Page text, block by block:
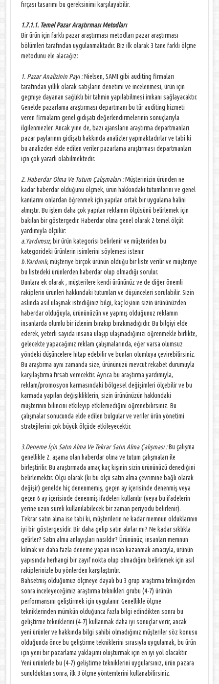
fırçası tasarımı bu gereksinimi karşılayabilir.
1.7.1.1. Temel Pazar Araştırması Metodları
Bir ürün için farklı pazar araştırması metodları pazar araştırması
bölümleri tarafından uygulanmaktadır. Biz ilk olarak 3 tane farklı ölçme
metodunu ele alacağız:
1. Pazar Analizinin Payı :Nielsen, SAMI gibi auditing firmaları
tarafından yıllık olarak satışların denetimi ve incelenmesi, ürün için
geçmişe dayanan sağlıklı bir tahmin yapılabilmesi imkanı sağlayacaktır.
Genelde pazarlama araştırması departmanı bu tür auditing hizmeti
veren firmaların genel gidişatı değerlendirmelerinin sonuçlarıyla
ilgilenmezler. Ancak yine de, bazı ajansların araştırma departmanları
pazar paylarının gidişatı hakkında analizler yapmaktadırlar ve tabi ki
bu analizden elde edilen veriler pazarlama araştırması departmanları
için çok yararlı olabilmektedir.
2. Haberdar Olma Ve Tutum Çalışmaları :Müşterinizin üründen ne
kadar haberdar olduğunu ölçmek, ürün hakkındaki tutumlarını ve genel
kanılarını onlardan öğrenmek için yapılan ortak bir uygulama halini
almıştır. Bu işlem daha çok yapılan reklamın ölçüsünü belirlemek için
bakılan bir göstergedir. Haberdar olma genel olarak 2 temel ölçüt
yardımıyla ölçülür:
a.Yardımsız, bir ürün kategorisi belirlenir ve müşteriden bu
kategorideki ürünlerin isimlerini söylemesi istenir.
b.Yardımlı,müşteriye birçok ürünün olduğu bir liste verilir ve müşteriye
bu listedeki ürünlerden haberdar olup olmadığı sorulur.
Bunlara ek olarak , müşterilere kendi ürününüz ve de diğer önemli
rakiplerin ürünleri hakkındaki tutumları ve düşünceleri sorulabilir. Sizin
aslında asıl ulaşmak istediğiniz bilgi, kaç kişinin sizin ürününüzden
haberdar olduğuyla, ürününüzün ve yapmış olduğunuz reklamın
insanlarda olumlu bir izlenim bırakıp bırakmadığıdır. Bu bilgiyi elde
ederek, yeterli sayıda insana ulaşıp ulaşmadığınızı öğrenmekle birlikte,
gelecekte yapacağınız reklam çalışmalarında, eğer varsa olumsuz
yöndeki düşüncelere hitap edebilir ve bunları olumluya çevirebilirsiniz.
Bu araştırma aynı zamanda size, ürününüzü mevcut rekabet durumuyla
karşılaştırma fırsatı verecektir. Ayrıca bu araştırma yardımıyla,
reklam/promosyon karmasındaki bölgesel değişimleri ölçebilir ve bu
karmada yapılan değişikliklerin, sizin ürününüzün hakkındaki
müşterinin bilincini etkileyip etkilemediğini öğrenebilirsiniz. Bu
çalışmalar sonucunda elde edilen bulgular ve veriler ürün yönetimi
stratejilerini çok büyük ölçüde etkileyecektir.
3.Deneme İçin Satın Alma Ve Tekrar Satın Alma Çalışması :Bu çalışma
genellikle 2. aşama olan haberdar olma ve tutum çalışmaları ile
birleştirilir. Bu araştırmada amaç kaç kişinin sizin ürününüzü denediğini
belirlemektir. Ölçü olarak (ki bu ölçü satın alma çevrimine bağlı olarak
değişir) genelde hiç denenmemiş, geçen ay içerisinde denenmiş veya
geçen 6 ay içerisinde denenmiş ifadeleri kullanılır (veya bu ifadelerin
yerine uzun süreli kullanılabilecek bir zaman periyodu belirlenir).
Tekrar satın alma ise tabi ki, müşterilerin ne kadar memnun olduklarının
iyi bir göstergesidir. Bir daha gelip satın alırlar mı? Ne kadar sıklıkla
gelirler? Satın alma anlayışları nasıldır? Ürününüz; insanları memnun
kılmak ve daha fazla deneme yapan insan kazanmak amacıyla, ürünün
yapısında herhangi bir zayıf nokta olup olmadığını belirlemek için asıl
rakiplerinizle bu yönlerden karşılaştırılır.
Bahsetmiş olduğumuz ölçmeye dayalı bu 3 grup araştırma tekniğinden
sonra inceleyeceğimiz araştırma teknikleri grubu (4-7) ürünün
performansını geliştirmek için uygulanır. Genellikle ölçme
tekniklerinden mümkün olduğunca fazla bilgi edindikten sonra bu
geliştirme tekniklerini (4-7) kullanmak daha iyi sonuçlar verir, ancak
yeni ürünler ve hakkında bilgi sahibi olmadığınız müşteriler söz konusu
olduğunda önce bu geliştirme tekniklerini sırasıyla uygulamak, bu ürün
için yeni bir pazarlama yaklaşımı oluşturmak için en iyi yol olacaktır.
Yeni ürünlerle bu (4-7) geliştirme tekniklerini uygularsınız, ürün pazara
sunulduktan sonra, ilk 3 ölçme yöntemlerini kullanabilirsiniz.